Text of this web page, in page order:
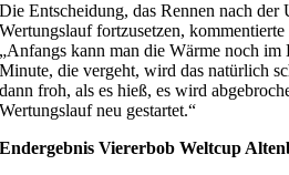
Die Entscheidung, das Rennen nach
Wertungslauf fortzusetzen,
„Anfangs kann man die Wärme noch im
Minute, die vergeht, wird das natürlich
dann froh, als es hieß, es wird
Wertungslauf neu gestartet.“
Endergebnis Viererbob Weltcup